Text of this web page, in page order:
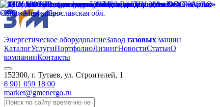
Энергетическое оборудованиеЗавод газовых машин
КаталогУслугиПортфолиоЛизингНовостиСтатьиО
компанииКонтакты
152300, г. Тутаев, ул. Строителей, 1
8 901 059 18 00
market@gmenergo.ru